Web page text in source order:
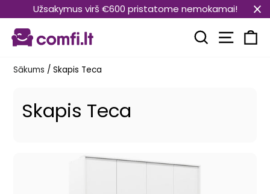
uz
saturu
Užsakymus virš €600 pristatome nemokamai!
Meklēt
Sākums / Skapis Teca
Skapis Teca